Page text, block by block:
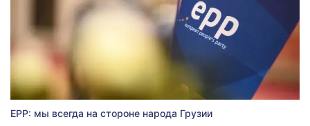
EPP: мы всегда на стороне народа Грузии